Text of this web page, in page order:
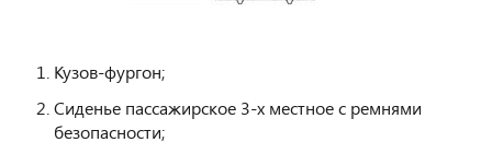
Кузов-фургон;
Сиденье пассажирское 3-х местное с ремнями
безопасности;